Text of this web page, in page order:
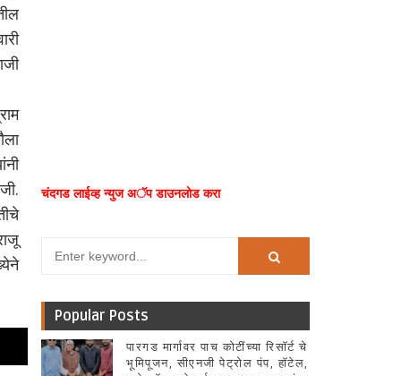
चंदगड लाईव्ह न्युज अॅप डाउनलोड करा
Popular Posts
पारगड मार्गावर पाच कोटींच्या रिसॉर्ट चे
भूमिपूजन, सीएनजी पेट्रोल पंप, हॉटेल,